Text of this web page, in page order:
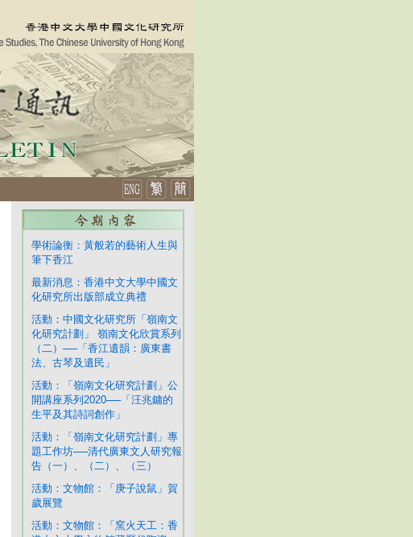
學術論衡：黃般若的藝術人生與
筆下香江
最新消息：香港中文大學中國文
化研究所出版部成立典禮
活動：中國文化研究所「嶺南文
化研究計劃」 嶺南文化欣賞系列
（二）──「香江遺韻：廣東書
法、古琴及遺民」
活動：「嶺南文化研究計劃」公
開講座系列2020──「汪兆鏞的
生平及其詩詞創作」
活動：「嶺南文化研究計劃」專
題工作坊──清代廣東文人研究報
告（一）、（二）、（三）
活動：文物館：「庚子說鼠」賀
歲展覽
活動：文物館：「窯火天工：香